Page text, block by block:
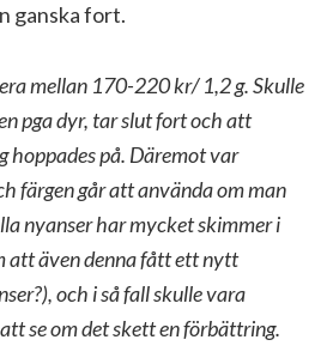
ganska fort.
mellan 170-220 kr/ 1,2 g. Skulle
pga dyr, tar slut fort och att
hoppades på. Däremot var
färgen går att använda om man
nyanser har mycket skimmer i
att även denna fått ett nytt
och i så fall skulle vara
se om det skett en förbättring.